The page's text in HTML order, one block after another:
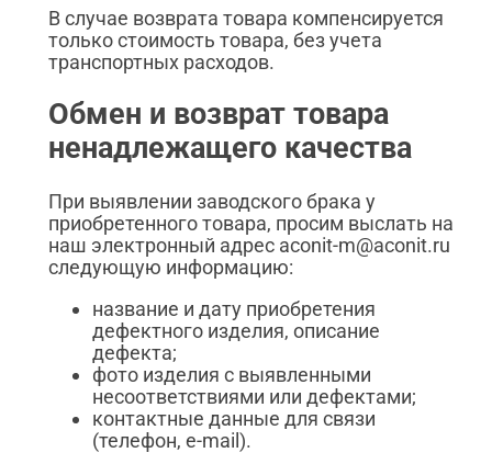
В случае возврата товара компенсируется
только стоимость товара, без учета
транспортных расходов.
Обмен и возврат товара
ненадлежащего качества
При выявлении заводского брака у
приобретенного товара, просим выслать на
наш электронный адрес aconit-m@aconit.ru
следующую информацию:
название и дату приобретения
дефектного изделия, описание
дефекта;
фото изделия с выявленными
несоответствиями или дефектами;
контактные данные для связи
(телефон, e-mail).